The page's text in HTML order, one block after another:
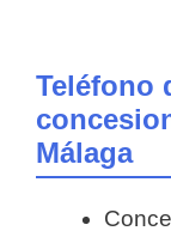
Teléfono
Málaga